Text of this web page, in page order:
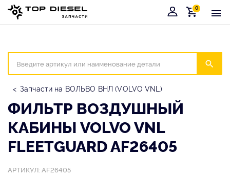
Корзина
0
Запчасти на ВОЛЬВО ВНЛ (VOLVO VNL)
ФИЛЬТР ВОЗДУШНЫЙ
КАБИНЫ VOLVO VNL
FLEETGUARD AF26405
АРТИКУЛ: AF26405